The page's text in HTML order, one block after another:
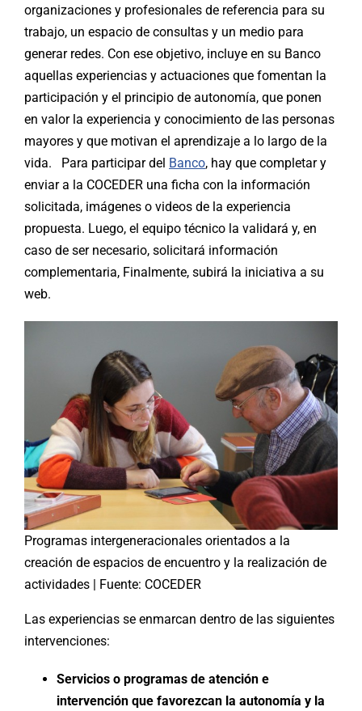
organizaciones y profesionales de referencia para su
trabajo, un espacio de consultas y un medio para
generar redes. Con ese objetivo, incluye en su Banco
aquellas experiencias y actuaciones que fomentan la
participación y el principio de autonomía, que ponen
en valor la experiencia y conocimiento de las personas
mayores y que motivan el aprendizaje a lo largo de la
vida. Para participar del Banco, hay que completar y
enviar a la COCEDER una ficha con la información
solicitada, imágenes o videos de la experiencia
propuesta. Luego, el equipo técnico la validará y, en
caso de ser necesario, solicitará información
complementaria, Finalmente, subirá la iniciativa a su
web.
Programas intergeneracionales orientados a la
creación de espacios de encuentro y la realización de
actividades | Fuente: COCEDER
Las experiencias se enmarcan dentro de las siguientes
intervenciones:
Servicios o programas de atención e
intervención que favorezcan la autonomía y la